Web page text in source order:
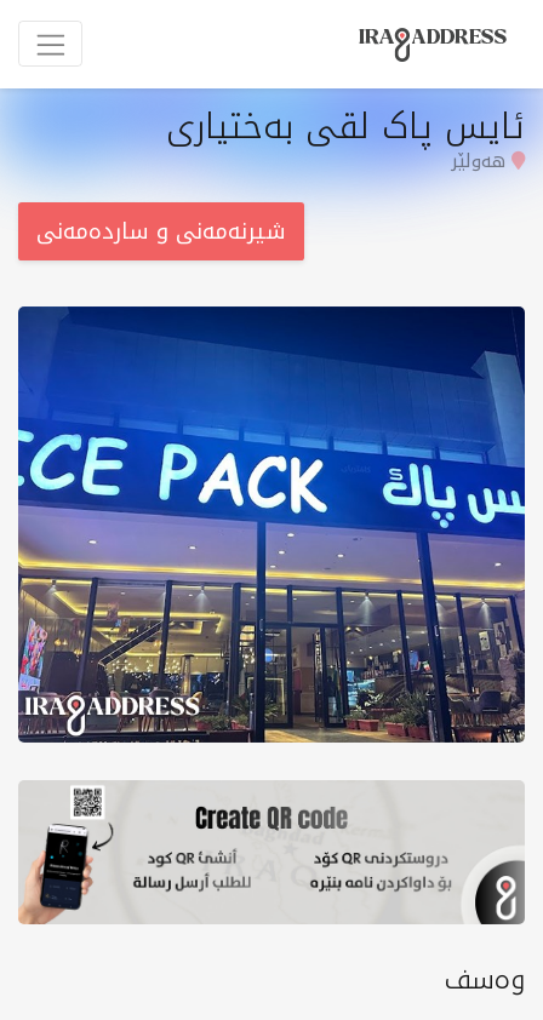
ئایس پاک لقی بەختیاری
هەولێر
شیرنەمەنی و ساردەمەنی
وەسف